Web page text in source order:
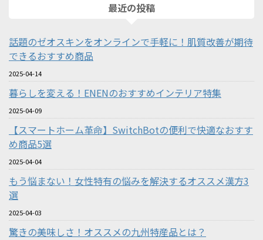
最近の投稿
話題のゼオスキンをオンラインで手軽に！肌質改善が期待
できるおすすめ商品
2025-04-14
暮らしを変える！ENENのおすすめインテリア特集
2025-04-09
【スマートホーム革命】SwitchBotの便利で快適なおすす
め商品5選
2025-04-04
もう悩まない！女性特有の悩みを解決するオススメ漢方3
選
2025-04-03
驚きの美味しさ！オススメの九州特産品とは？